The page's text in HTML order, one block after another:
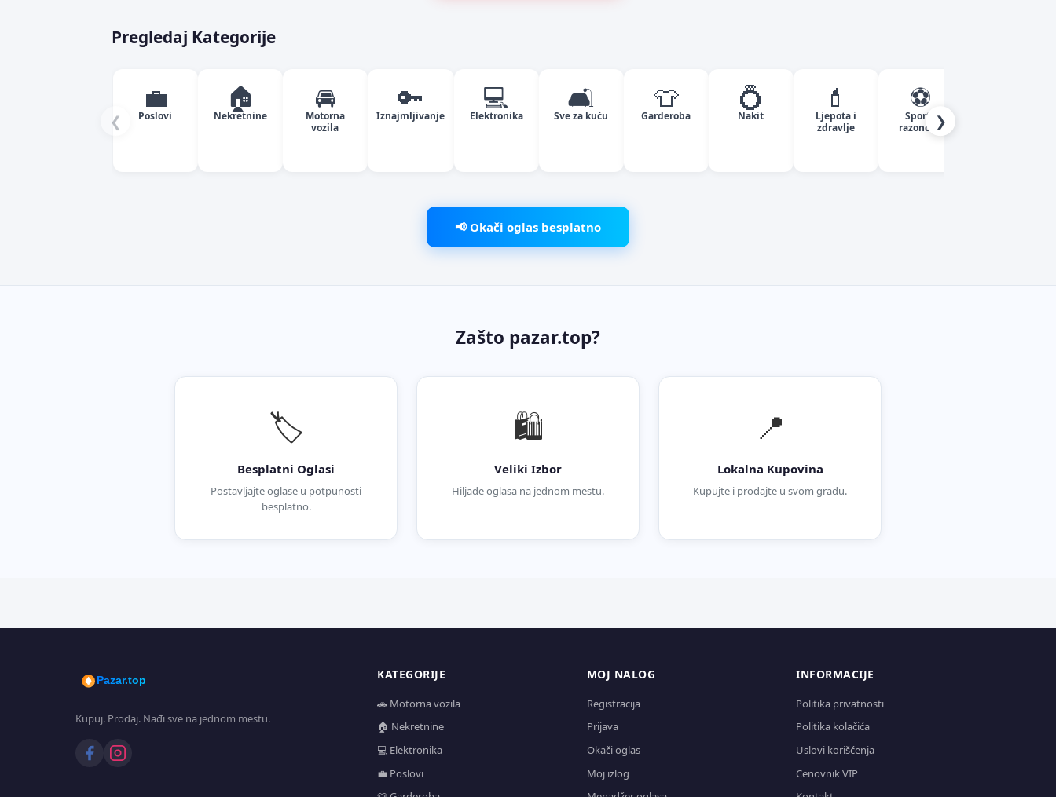
Pregledaj Kategorije
❮
💼
Poslovi
🏠
Nekretnine
🚘
Motorna
vozila
🔑
Iznajmljivanje
💻
Elektronika
🛋️
Sve za kuću
👕
Garderoba
💍
Nakit
💄
Ljepota i
zdravlje
⚽
Sport i
razonoda❯
📢 Okači oglas besplatno
Zašto pazar.top?
🏷️
Besplatni Oglasi
Postavljajte oglase u potpunosti
besplatno.
🛍️
Veliki Izbor
Hiljade oglasa na jednom mestu.
📍
Lokalna Kupovina
Kupujte i prodajte u svom gradu.
Pazar.top
Kupuj. Prodaj. Nađi sve na jednom mestu.
KATEGORIJE
🚗 Motorna vozila
🏠 Nekretnine
💻 Elektronika
💼 Poslovi
MOJ NALOG
Registracija
Prijava
Okači oglas
Moj izlog
INFORMACIJE
Politika privatnosti
Politika kolačića
Uslovi korišćenja
Cenovnik VIP